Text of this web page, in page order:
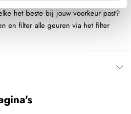
het beste bij jouw voorkeur past?
en filter alle geuren via het filter